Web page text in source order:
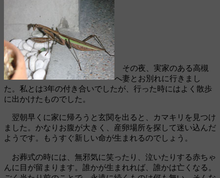
その夜、実家のある高槻
へ妻とお別れに行きまし
た。私とは3年の付き合いでしたが、行った時にはよく散歩
に出かけたものでした。
翌朝早くに家に帰ろうと玄関を出ると、カマキリを見つけ
ました。かなりお腹が大きく、産卵場所を探して迷い込んだ
ようです。もうすぐ新しい命が生まれるのでしょう。
お葬式の時には、無邪気に笑ったり、泣いたりする赤ちゃ
んに目が留まります。誰かが生まれれば、誰かは亡くなる。